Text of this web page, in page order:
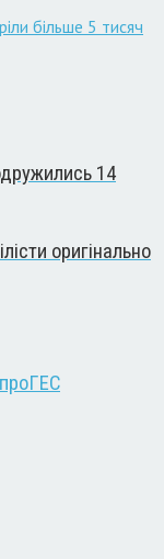
більше 5 тисяч
14
оригінально